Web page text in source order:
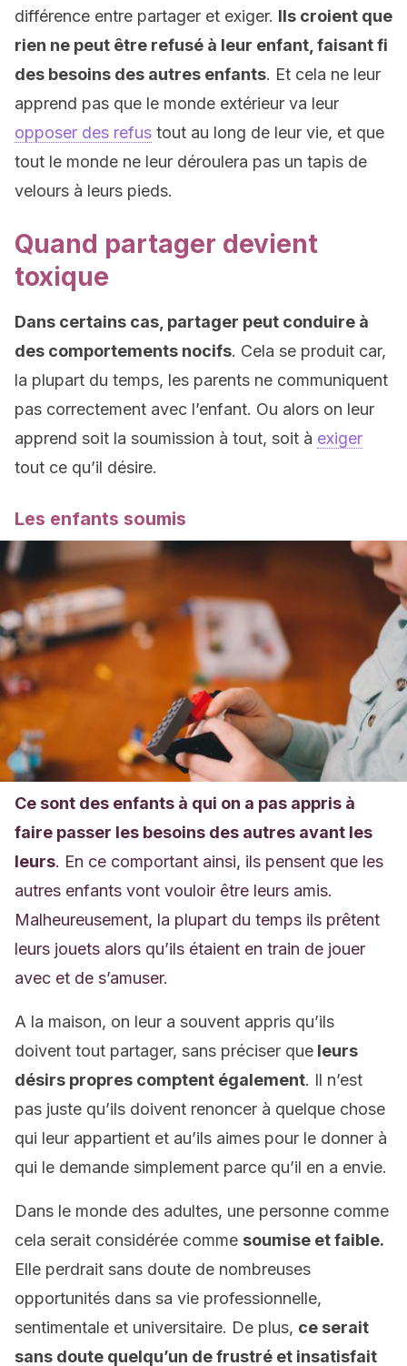
différence entre partager et exiger. Ils croient que
rien ne peut être refusé à leur enfant, faisant fi
des besoins des autres enfants. Et cela ne leur
apprend pas que le monde extérieur va leur
opposer des refus tout au long de leur vie, et que
tout le monde ne leur déroulera pas un tapis de
velours à leurs pieds.
Quand partager devient
toxique
Dans certains cas, partager peut conduire à
des comportements nocifs. Cela se produit car,
la plupart du temps, les parents ne communiquent
pas correctement avec l’enfant. Ou alors on leur
apprend soit la soumission à tout, soit à exiger
tout ce qu’il désire.
Les enfants soumis
Ce sont des enfants à qui on a pas appris à
faire passer les besoins des autres avant les
leurs. En ce comportant ainsi, ils pensent que les
autres enfants vont vouloir être leurs amis.
Malheureusement, la plupart du temps ils prêtent
leurs jouets alors qu’ils étaient en train de jouer
avec et de s’amuser.
A la maison, on leur a souvent appris qu’ils
doivent tout partager, sans préciser que leurs
désirs propres comptent également. Il n’est
pas juste qu’ils doivent renoncer à quelque chose
qui leur appartient et au’ils aimes pour le donner à
qui le demande simplement parce qu’il en a envie.
Dans le monde des adultes, une personne comme
cela serait considérée comme soumise et faible.
Elle perdrait sans doute de nombreuses
opportunités dans sa vie professionnelle,
sentimentale et universitaire. De plus, ce serait
sans doute quelqu’un de frustré et insatisfait